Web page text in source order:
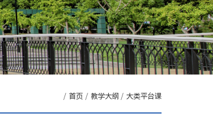
/ 首页 / 教学大纲 / 大类平台课